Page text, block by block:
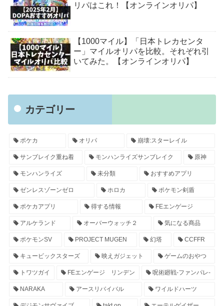
リパはこれ！【オンラインオリパ】
【1000マイル】「日本トレカセンタ
ー」マイルオリパを比較。それぞれ引
いてみた。【オンラインオリパ】
カテゴリー
ポケカ オリパ 崩壊:スターレイル
サンブレイク重ね着 モンハンライズサンブレイク 原神
モンハンライズ 未分類 おすすめアプリ
ゼンレスゾーンゼロ ホロカ ポケモン剣盾
ポケカアプリ 得する情報 FEエンゲージ
アルケランド オーバーウォッチ２ 気になる商品
ポケモンSV PROJECT MUGEN 幻塔 CCFFR
キュービックスターズ 映えガジェット ゲームのおやつ
トワツガイ FEエンゲージ リンデン 呪術廻戦-ファンパレ-
NARAKA アースリバイバル ワイルドハーツ